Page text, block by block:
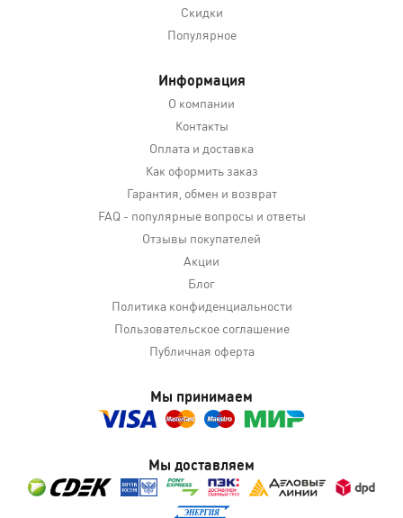
Скидки
Популярное
Информация
О компании
Контакты
Оплата и доставка
Как оформить заказ
Гарантия, обмен и возврат
FAQ - популярные вопросы и ответы
Отзывы покупателей
Акции
Блог
Политика конфиденциальности
Пользовательское соглашение
Публичная оферта
Мы принимаем
Мы доставляем